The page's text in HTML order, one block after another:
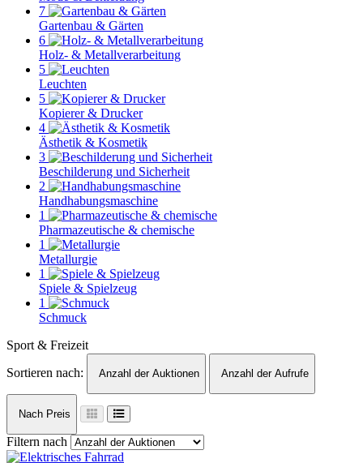
7
Gartenbau & Gärten
6
Holz- & Metallverarbeitung
5
Leuchten
5
Kopierer & Drucker
4
Ästhetik & Kosmetik
3
Beschilderung und Sicherheit
2
Handhabungsmaschine
1
Pharmazeutische & chemische
1
Metallurgie
1
Spiele & Spielzeug
1
Schmuck
Sport & Freizeit
Sortieren nach:
Anzahl der Auktionen Anzahl der Aufrufe
Nach Preis
Filtern nach